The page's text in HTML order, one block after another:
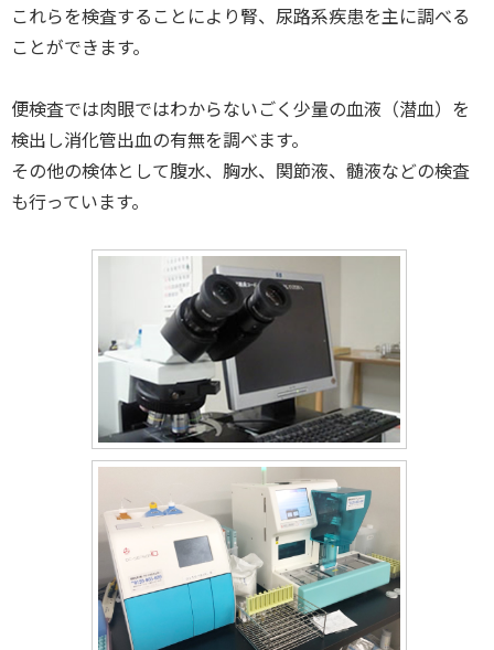
これらを検査することにより腎、尿路系疾患を主に調べる
ことができます。
便検査では肉眼ではわからないごく少量の血液（潜血）を
検出し消化管出血の有無を調べます。
その他の検体として腹水、胸水、関節液、髄液などの検査
も行っています。